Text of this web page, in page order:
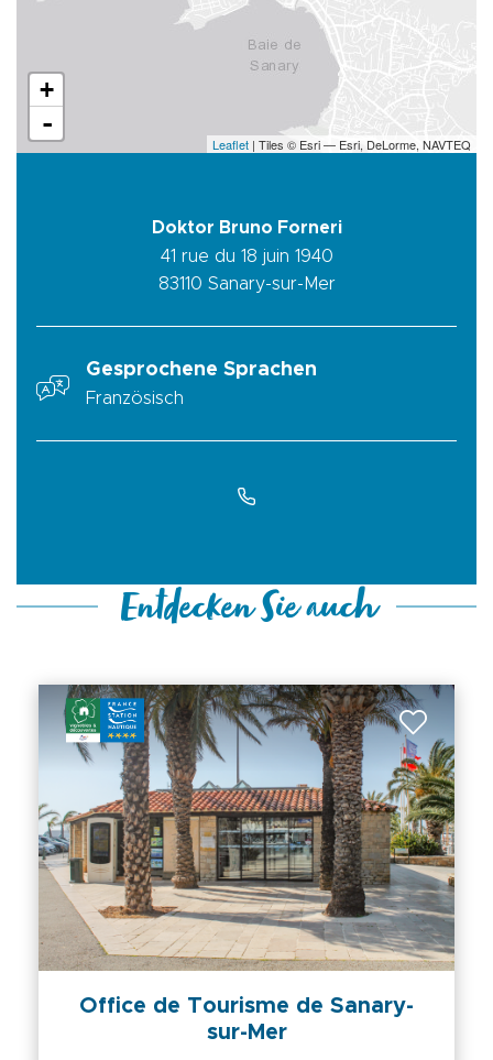
+
-
Leaflet | Tiles © Esri — Esri, DeLorme, NAVTEQ
Doktor Bruno Forneri
41 rue du 18 juin 1940
83110 Sanary-sur-Mer
Gesprochene Sprachen
Französisch
Entdecken Sie auch
Office de Tourisme de Sanary-
sur-Mer